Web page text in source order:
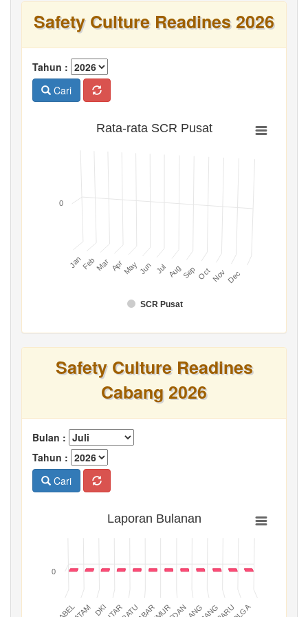
Safety Culture Readines 2026
Tahun :
Cari
Rata-rata SCR Pusat
SCR Pusat
JanFebMar AprMay Jun Jul AugSep OctNovDec
0
Safety Culture Readines
Cabang 2026
Bulan :
Tahun :
Cari
Laporan Bulanan
DKI
0